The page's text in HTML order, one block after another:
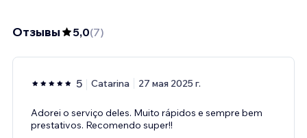
Отзывы 5,0(7)
5 Catarina 27 мая 2025 г.
Adorei o serviço deles. Muito rápidos e sempre bem
prestativos. Recomendo super!!